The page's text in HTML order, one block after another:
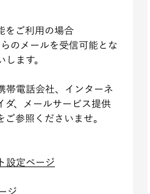
をご利用の場合
のメールを受信可能とな
ます。
帯電話会社、インターネ
ダ、メールサービス提供
参照くださいませ。
設定ページ
ジ